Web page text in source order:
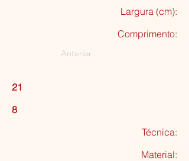
Largura (cm):
Comprimento:
Anterior
21
8
Técnica:
Material: